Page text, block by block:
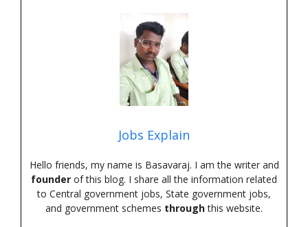
Jobs Explain
Hello friends, my name is Basavaraj. I am the writer and
founder of this blog. I share all the information related
to Central government jobs, State government jobs,
and government schemes throughthis website.